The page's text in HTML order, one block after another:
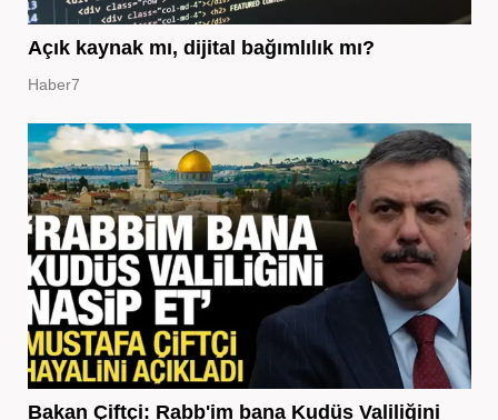
Açık kaynak mı, dijital bağımlılık mı?
Haber7
Bakan Çiftçi: Rabb'im bana Kudüs Valiliğini